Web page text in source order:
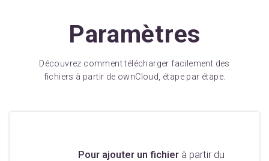
Paramètres
Découvrez comment télécharger facilement des
fichiers à partir de ownCloud, étape par étape.
Pour ajouter un fichier à partir du